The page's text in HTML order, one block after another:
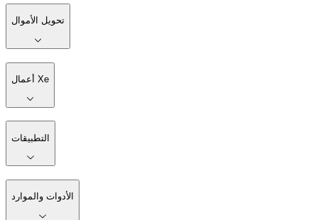
تحويل الأموال
أعمال Xe
التطبيقات
الأدوات والموارد